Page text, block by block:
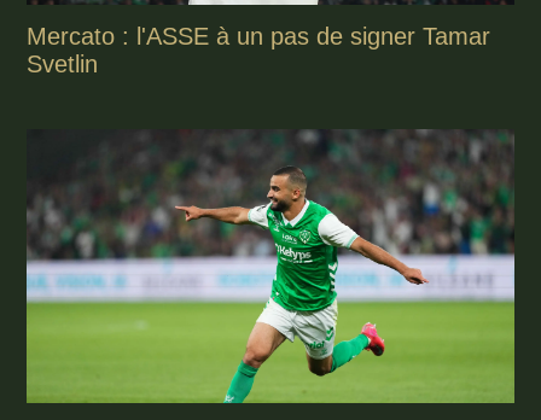
Mercato : l'ASSE à un pas de signer Tamar
Svetlin